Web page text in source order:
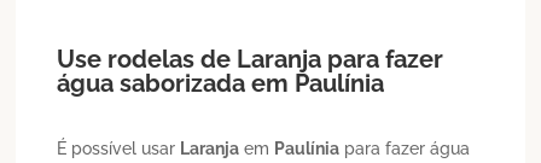
Use rodelas de Laranja para fazer
água saborizada em Paulínia
É possível usar Laranja em Paulínia para fazer água